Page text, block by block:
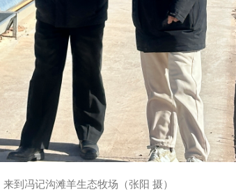
到冯记沟滩羊生态牧场（张阳 摄）